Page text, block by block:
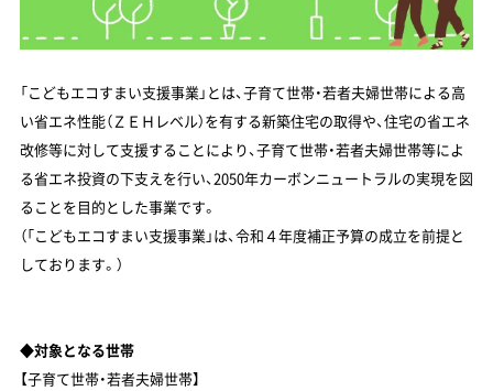
「こどもエコすまい支援事業」とは、子育て世帯・若者夫婦世帯による高
い省エネ性能（ＺＥＨレベル）を有する新築住宅の取得や、住宅の省エネ
改修等に対して支援することにより、子育て世帯・若者夫婦世帯等によ
る省エネ投資の下支えを行い、2050年カーボンニュートラルの実現を図
ることを目的とした事業です。
（「こどもエコすまい支援事業」は、令和４年度補正予算の成立を前提と
しております。）
◆対象となる世帯
【子育て世帯・若者夫婦世帯】